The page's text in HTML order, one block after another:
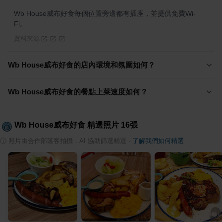
Wb House威布好食每個位置旁邊都有插座，並提供免費Wi-
Fi。
Wb House威布好食的店內環境和氛圍如何？
Wb House威布好食的餐點上菜速度如何？
Wb House威布好食 精選照片 16張
照片由合作部落客拍攝，AI 協助篩選精選 了解我們如何精選